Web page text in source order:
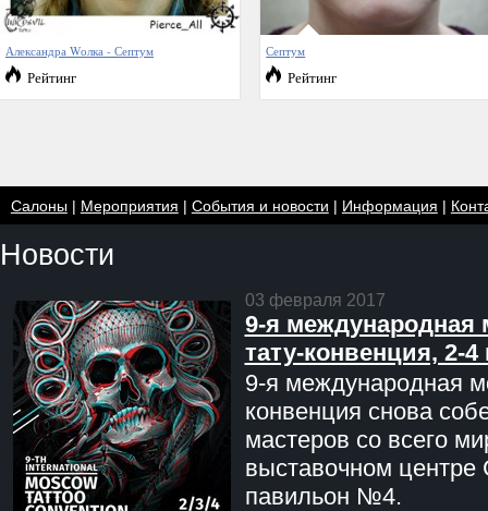
Александра Wолка - Септум
Рейтинг
Септум
Рейтинг
Салоны| Мероприятия | События и новости | Информация |
Новости
03 февраля 2017
9-я международная
тату-конвенция, 2-
9-я международная
конвенция снова
мастеров со всего
выставочном центре
павильон №4.